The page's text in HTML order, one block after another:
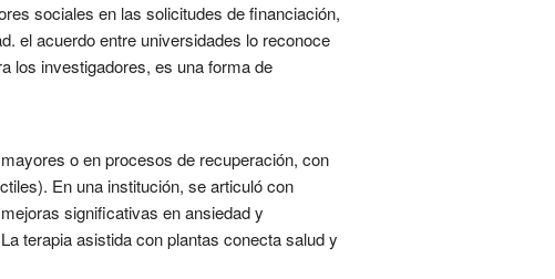
sociales en las solicitudes de financiación,
el acuerdo entre universidades lo reconoce
los investigadores, es una forma de
o en procesos de recuperación, con
En una institución, se articuló con
significativas en ansiedad y
terapia asistida con plantas conecta salud y